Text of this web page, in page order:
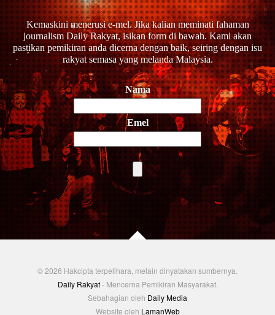
Kemaskini menerusi e-mel. Jika kalian meminati fahaman
journalism Daily Rakyat, isikan form di bawah. Kami akan
pastikan pemikiran anda dicerna dengan baik, seiring dengan isu
rakyat semasa yang melanda Malaysia.
Nama
Emel
© 2026 Hakcipta terpelihara, melain dinyatakan sumbernya.
Daily Rakyat- Mencerna Pemikiran Masyarakat.
Sebahagian oleh Daily Media
Website oleh LamanWeb